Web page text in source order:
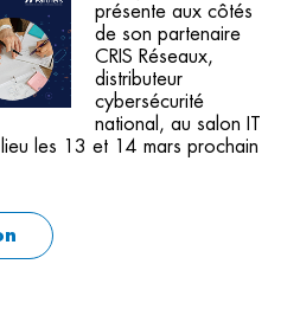
présente aux côtés
de son partenaire
CRIS Réseaux,
distributeur
cybersécurité
national, au salon IT
les 13 et 14 mars prochain